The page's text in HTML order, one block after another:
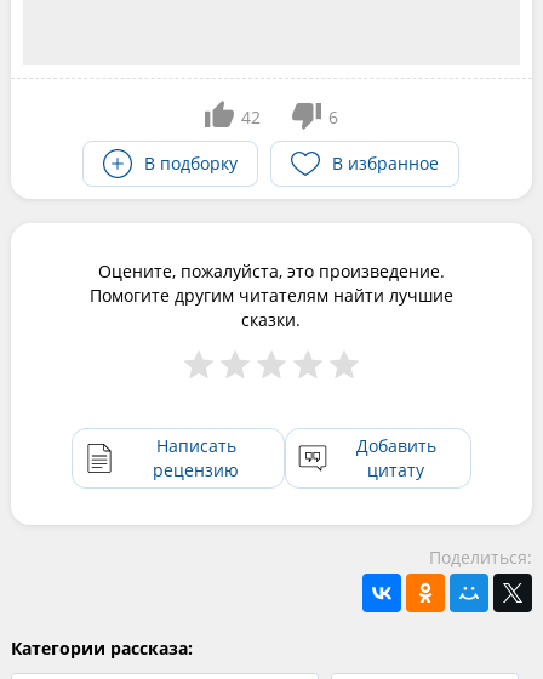
42
6
В подборку
В избранное
Оцените, пожалуйста, это произведение.
Помогите другим читателям найти лучшие
сказки.
Написать
рецензию
Добавить
цитату
Поделиться:
Категории рассказа: